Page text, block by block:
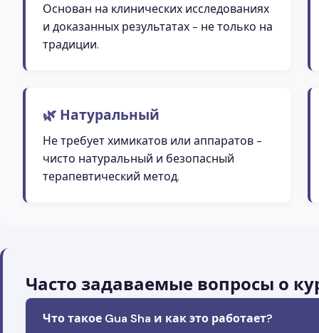
Основан на клинических исследованиях
и доказанных результатах - не только на
традиции.
🌿 Натуральный
Не требует химикатов или аппаратов -
чисто натуральный и безопасный
терапевтический метод.
Часто задаваемые вопросы о
Что такое Gua Sha и как это работает?